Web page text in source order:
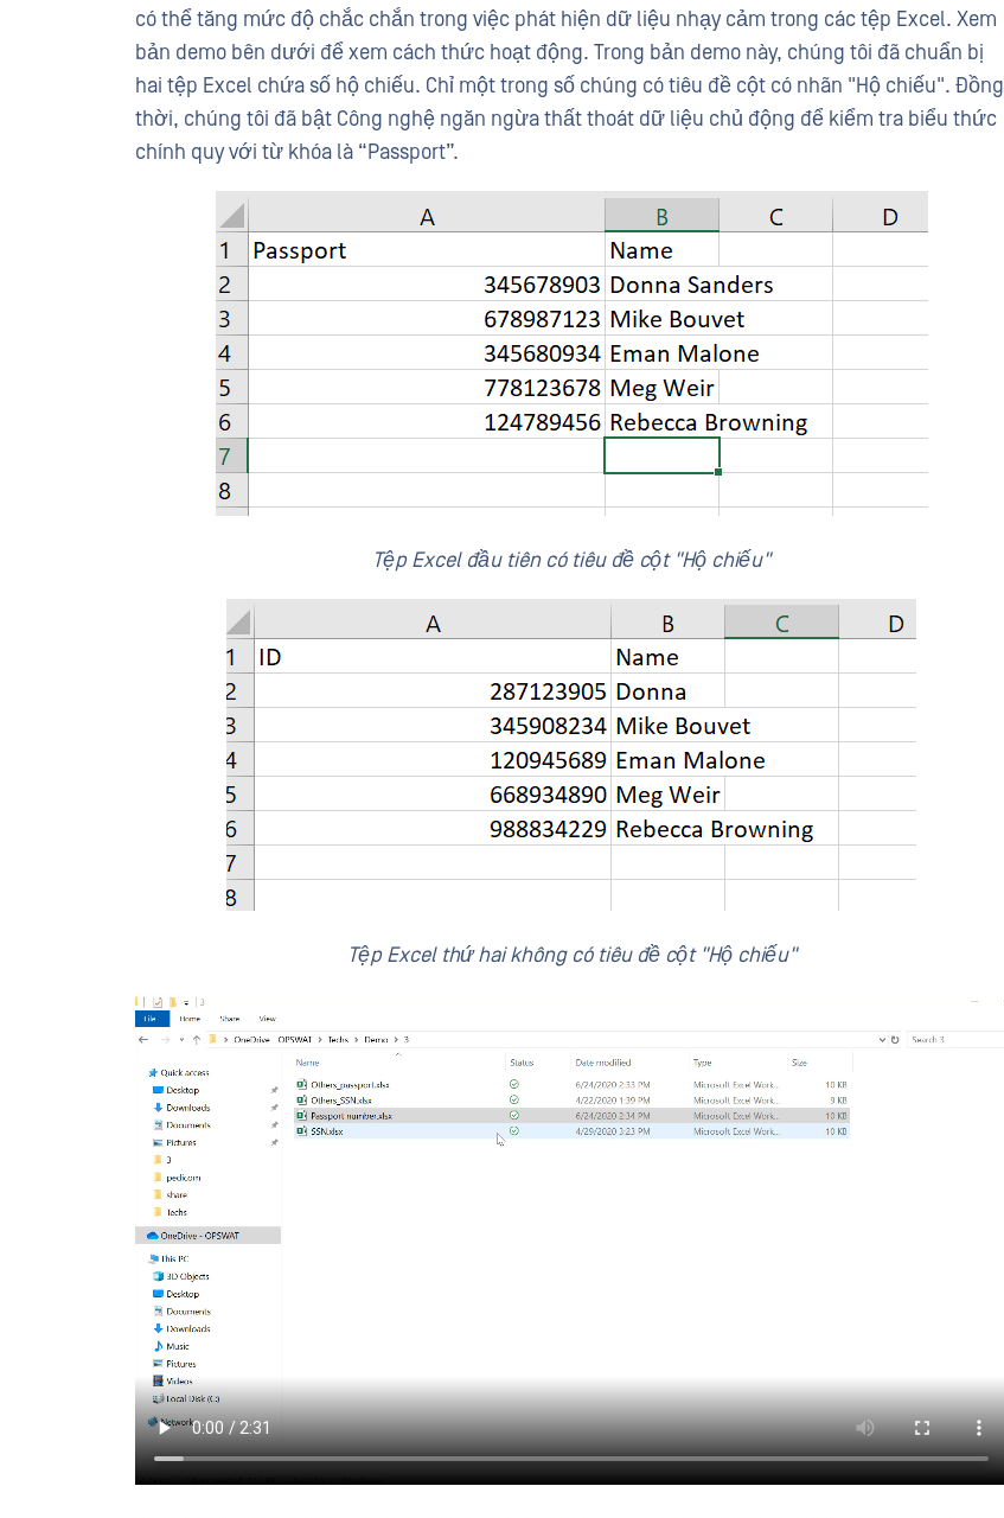
có thể tăng mức độ chắc chắn trong việc phát hiện dữ liệu nhạy cảm trong các tệp Excel. Xem
bản demo bên dưới để xem cách thức hoạt động. Trong bản demo này, chúng tôi đã chuẩn bị
hai tệp Excel chứa số hộ chiếu. Chỉ một trong số chúng có tiêu đề cột có nhãn "Hộ chiếu". Đồng
thời, chúng tôi đã bật Công nghệ ngăn ngừa thất thoát dữ liệu chủ động để kiểm tra biểu thức
chính quy với từ khóa là “Passport”.
Tệp Excel đầu tiên có tiêu đề cột "Hộ chiếu"
Tệp Excel thứ hai không có tiêu đề cột "Hộ chiếu"